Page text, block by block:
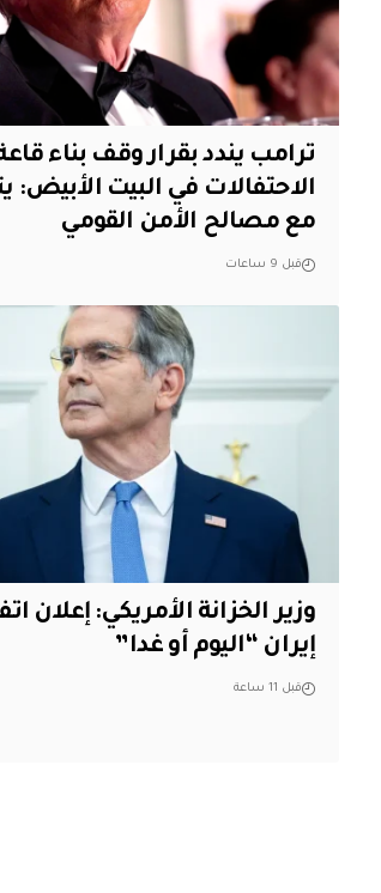
ترامب يندد بقرار وقف بناء
الاحتفالات في البيت الأبيض:
مع مصالح الأمن القومي
قبل 9 ساعات
وزير الخزانة الأمريكي: إعلان
إيران “اليوم أو غدا”
قبل 11 ساعة